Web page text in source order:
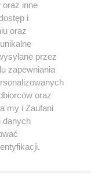
Praca Kielce
oraz inne
i
oraz
przez
zapewniania
oraz
my i Zaufani
danych